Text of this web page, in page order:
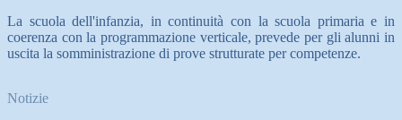
La scuola dell'infanzia, in continuità con la scuola primaria e in
coerenza con la programmazione verticale, prevede per gli alunni in
uscita la somministrazione di prove strutturate per competenze.
Notizie